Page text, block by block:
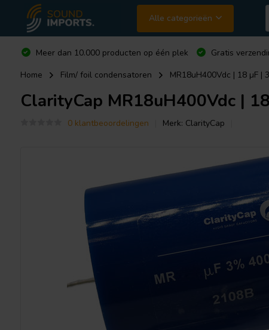
Alle categorieën
Meer dan 10.000 producten op één plek
Gratis
Home
Film/ foil condensatoren MR18uH400Vdc | 18 µF |
ClarityCap MR18uH400Vdc |
0 klantbeoordelingen Merk: ClarityCap